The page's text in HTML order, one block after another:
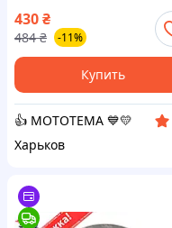
430₴
484 ₴ -11%
Купить
👍 МОТОТЕМА 💙💛
Харьков